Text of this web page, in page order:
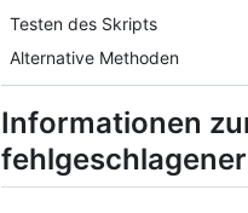
Testen des Skripts
Alternative Methoden
Informationen